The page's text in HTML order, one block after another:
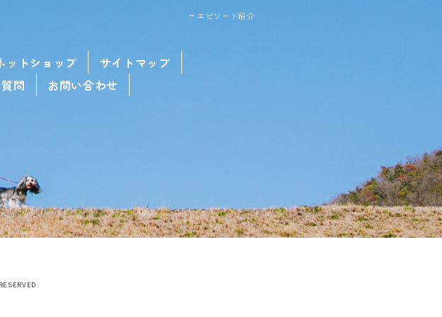
エピソード紹介
ットショップ
サイトマップ
問 お問い合わせ